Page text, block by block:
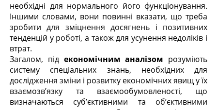
необхідні для нормального його функціонування.
Іншими словами, вони повинні вказати, що треба
зробити для зміцнення досягнень і позитивних
тенденцій у роботі, а також для усунення недоліків і
втрат.
Загалом, під економічним аналізом розуміють
систему спеціальних знань, необхідних для
дослідження зміни і розвитку економічних явищ у їх
взаємозв’язку та взаємообумовленості, що
визначаються суб’єктивними та об’єктивними